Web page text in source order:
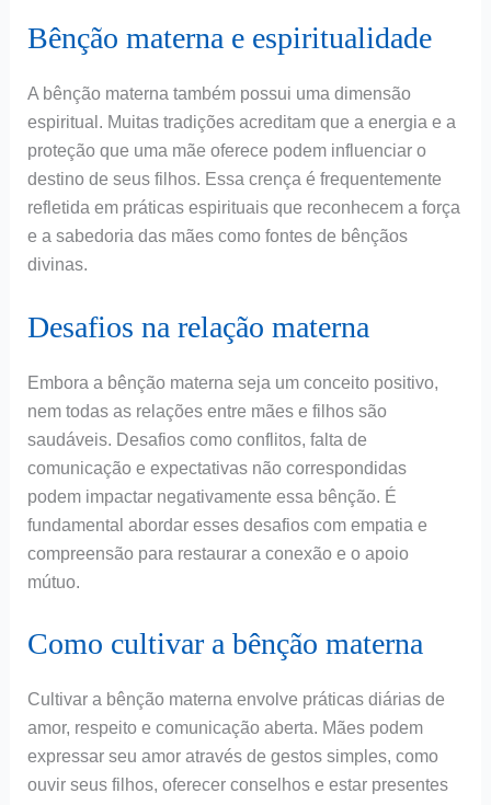
Bênção materna e espiritualidade
A bênção materna também possui uma dimensão
espiritual. Muitas tradições acreditam que a energia e a
proteção que uma mãe oferece podem influenciar o
destino de seus filhos. Essa crença é frequentemente
refletida em práticas espirituais que reconhecem a força
e a sabedoria das mães como fontes de bênçãos
divinas.
Desafios na relação materna
Embora a bênção materna seja um conceito positivo,
nem todas as relações entre mães e filhos são
saudáveis. Desafios como conflitos, falta de
comunicação e expectativas não correspondidas
podem impactar negativamente essa bênção. É
fundamental abordar esses desafios com empatia e
compreensão para restaurar a conexão e o apoio
mútuo.
Como cultivar a bênção materna
Cultivar a bênção materna envolve práticas diárias de
amor, respeito e comunicação aberta. Mães podem
expressar seu amor através de gestos simples, como
ouvir seus filhos, oferecer conselhos e estar presentes